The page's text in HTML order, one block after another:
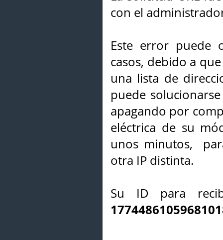
con el
Este error puede
casos, debido a
una lista de
puede
apagando por
eléctrica de su
unos minutos,
otra IP distinta.
Su ID para